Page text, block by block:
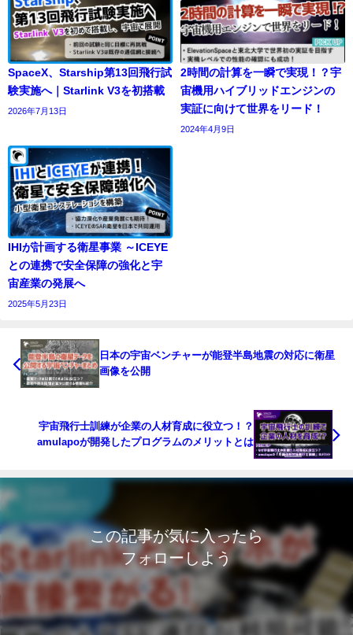
SpaceX、Starship第13回飛行試
験実施へ｜Starlink V3を初搭載
2026年7月13日
2時間の計算を一瞬で実現！？宇
宙機用ハイブリッドエンジンの
実証に向けて世界をリード！
2024年4月9日
IHIが計画する衛星事業 ～ICEYE
との連携で安全保障の強化と宇
宙産業の発展へ
2025年5月23日
日本の宇宙ベンチャーが能登半島地震の対応に衛星
画像を公開
宇宙飛行士訓練が企業の人材育成に役立つ！？
amulapoが開発したプログラムのメリットとは
この記事が気に入ったら
フォローしよう